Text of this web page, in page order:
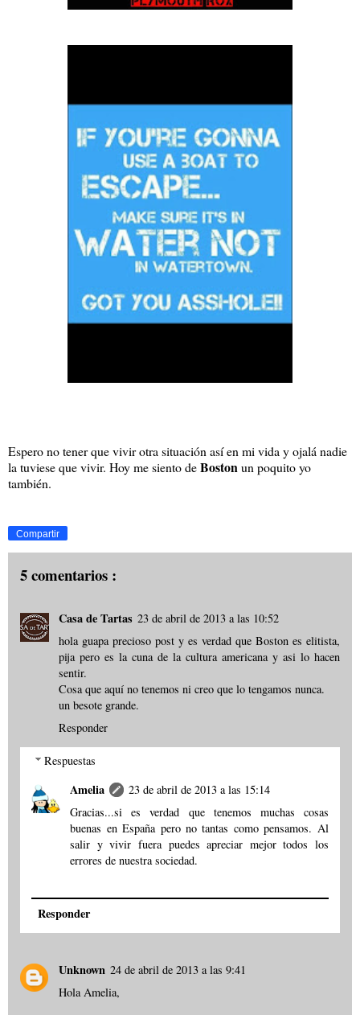
Espero no tener que vivir otra situación así en mi vida y ojalá nadie
la tuviese que vivir. Hoy me siento deBostonun poquito yo
también.
Compartir
5 comentarios :
Casa de Tartas 23 de abril de 2013 a las 10:52
hola guapa precioso post y es verdad que Boston es elitista,
pija pero es la cuna de la cultura americana y asi lo hacen
sentir.
Cosa que aquí no tenemos ni creo que lo tengamos nunca.
un besote grande.
Responder
Respuestas
Amelia
23 de abril de 2013 a las 15:14
Gracias...si es verdad que tenemos muchas cosas
buenas en España pero no tantas como pensamos. Al
salir y vivir fuera puedes apreciar mejor todos los
errores de nuestra sociedad.
Responder
Unknown 24 de abril de 2013 a las 9:41
Hola Amelia,